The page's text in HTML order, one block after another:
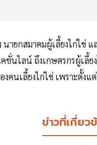
ายกสมาคมผู้เลี้ยงไก่ไข่
ชั่นไลน์ ถึงเกษตรกรผู้เลี้
งคนเลี้ยงไก่ไข่ เพราะตั้ง
ข่าวที่เกี่ยว